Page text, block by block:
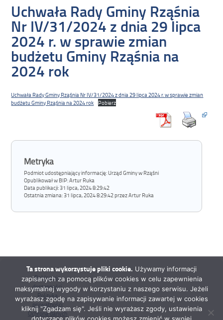
Uchwała Rady Gminy Rząśnia
Nr IV/31/2024 z dnia 29 lipca
2024 r. w sprawie zmian
budżetu Gminy Rząśnia na
2024 rok
Uchwała Rady Gminy Rząśnia Nr IV/31/2024 z dnia 29 lipca 2024 r. w sprawie zmian
budżetu Gminy Rząśnia na 2024 rok
Pobierz
Metryka
Podmiot udostępniający informację: Urząd Gminy w Rząśni
Opublikował w BIP:Artur Ruka
Data publikacji:31 lipca, 2024 8:29:42
Ostatnia zmiana:31 lipca, 2024 8:29:42 przez Artur Ruka
Deklaracja
dostępności
Polityka
prywatności
Ochrona danych
Ta strona wykorzystuje pliki cookie. Używamy informacji
zapisanych za pomocą plików cookies w celu zapewnienia
maksymalnej wygody w korzystaniu z naszego serwisu. Jeżeli
wyrażasz zgodę na zapisywanie informacji zawartej w cookies
kliknij "Zgadzam się". Jeśli nie wyrażasz zgody, ustawienia